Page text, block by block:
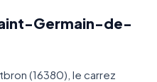
Germain-de-
(16380), le carrez